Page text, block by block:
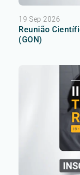
19 Sep 2026
Reunião
(GON)